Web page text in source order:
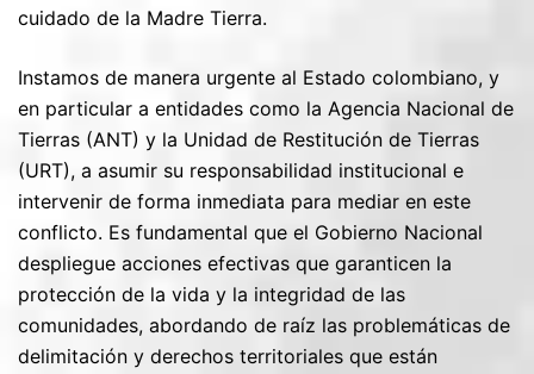
cuidado de la Madre Tierra.
Instamos de manera urgente al Estado colombiano, y
en particular a entidades como la Agencia Nacional de
Tierras (ANT) y la Unidad de Restitución de Tierras
(URT), a asumir su responsabilidad institucional e
intervenir de forma inmediata para mediar en este
conflicto. Es fundamental que el Gobierno Nacional
despliegue acciones efectivas que garanticen la
protección de la vida y la integridad de las
comunidades, abordando de raíz las problemáticas de
delimitación y derechos territoriales que están